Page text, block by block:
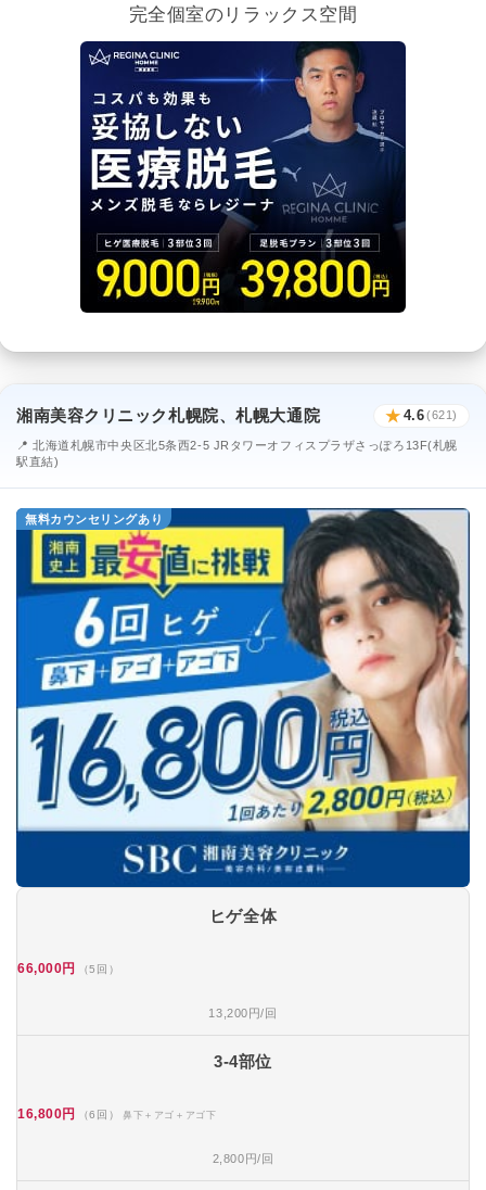
完全個室のリラックス空間
湘南美容クリニック札幌院、札幌大通院 ★ 4.6(621)
📍 北海道札幌市中央区北5条西2-5 JRタワーオフィスプラザさっぽろ13F(札幌
駅直結)
無料カウンセリングあり
ヒゲ全体
66,000円 （5回）
13,200円/回
3-4部位
16,800円 （6回） 鼻下＋アゴ＋アゴ下
2,800円/回